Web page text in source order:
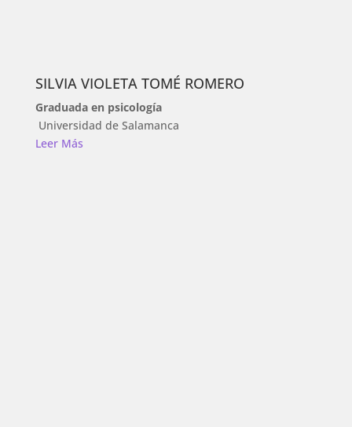
SILVIA VIOLETA TOMÉ ROMERO
Graduada en psicología
Universidad de Salamanca
Leer Más